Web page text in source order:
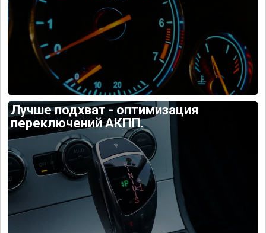
Лучше подхват - оптимизация
переключений АКПП.